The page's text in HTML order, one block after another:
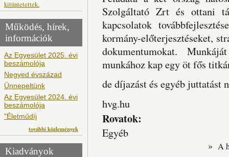
kitüntetettek.
Működés, hírek,
információk
Az Egyesület 2025. évi
beszámolója
Negyed évszázad
Ünnepeltünk
Az Egyesület 2024. évi
beszámolója
"Életműdíj
további közlemények
Kiadványok
Szolgáltató Zrt és ottani
kapcsolatok
kormány-előterjesztéseket,
dokumentumokat.
munkához kap egy öt fős
de díjazást és egyéb juttatást
hvg.hu
Rovatok:
Egyéb
» A